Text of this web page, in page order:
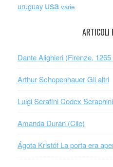
uruguay usa varie
ARTICOLI
Dante Alighieri (Firenze,
Arthur Schopenhauer Gli altri
Luigi Serafini Codex
Amanda Durán (Cile)
Ágota Kristóf La porta era